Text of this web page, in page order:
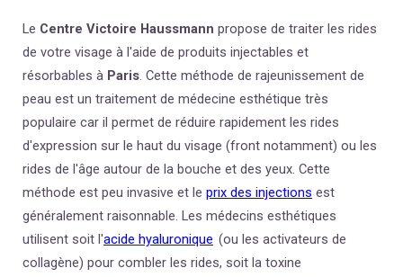
Le Centre Victoire Haussmann propose de traiter les rides
de votre visage à l'aide de produits injectables et
résorbables à Paris. Cette méthode de rajeunissement de
peau est un traitement de médecine esthétique très
populaire car il permet de réduire rapidement les rides
d'expression sur le haut du visage (front notamment) ou les
rides de l'âge autour de la bouche et des yeux. Cette
méthode est peu invasive et le prix des injections est
généralement raisonnable. Les médecins esthétiques
utilisent soit l'acide hyaluronique (ou les activateurs de
collagène) pour combler les rides, soit la toxine